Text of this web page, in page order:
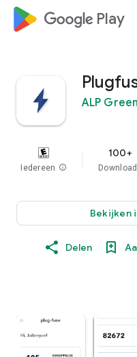
google_logo Play
ALP
Iedereen info
100+
Bekijken
Delen